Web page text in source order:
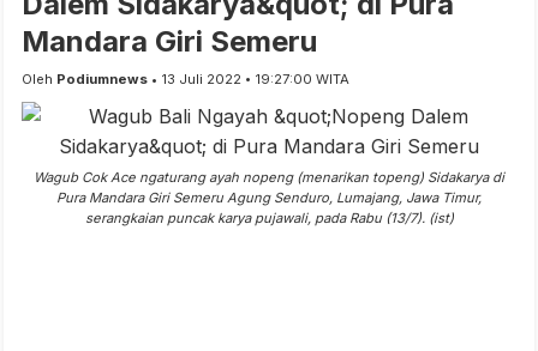
Mandara Giri Semeru
Oleh Podiumnews • 13 Juli 2022 • 19:27:00 WITA
Wagub Cok Ace ngaturang ayah nopeng (menarikan topeng) Sidakarya di
Pura Mandara Giri Semeru Agung Senduro, Lumajang, Jawa Timur,
serangkaian puncak karya pujawali, pada Rabu (13/7). (ist)